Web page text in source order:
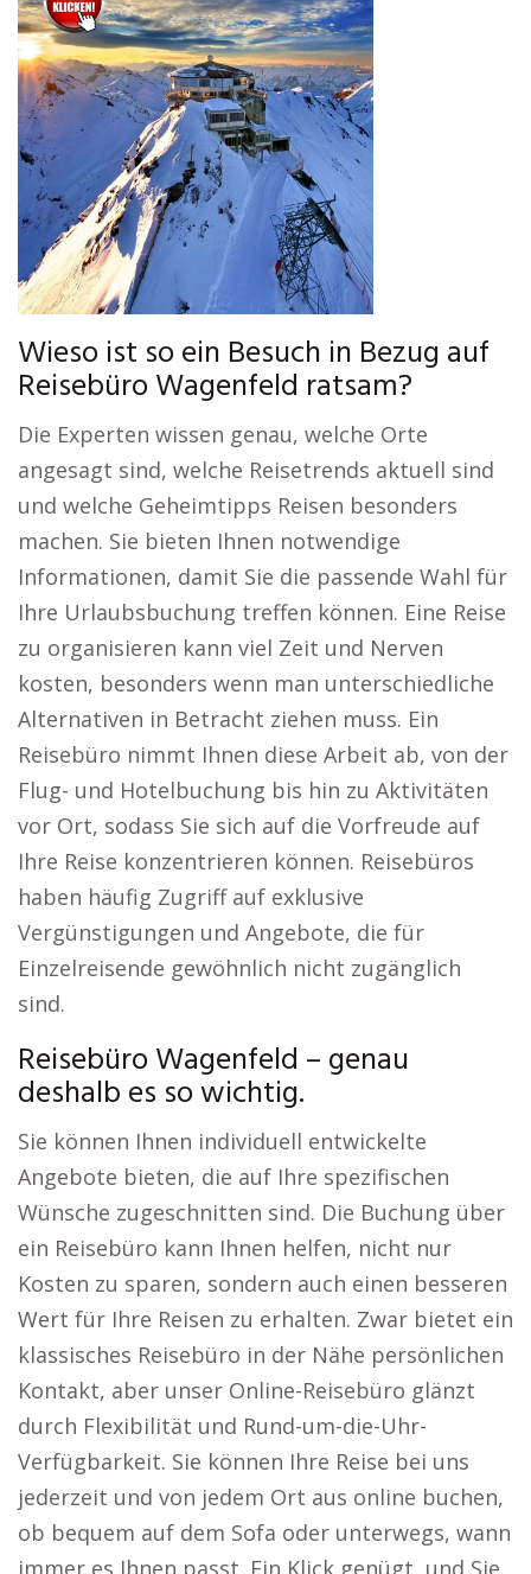
Wieso ist so ein Besuch in Bezug auf
Reisebüro Wagenfeld ratsam?
Die Experten wissen genau, welche Orte
angesagt sind, welche Reisetrends aktuell sind
und welche Geheimtipps Reisen besonders
machen. Sie bieten Ihnen notwendige
Informationen, damit Sie die passende Wahl für
Ihre Urlaubsbuchung treffen können. Eine Reise
zu organisieren kann viel Zeit und Nerven
kosten, besonders wenn man unterschiedliche
Alternativen in Betracht ziehen muss. Ein
Reisebüro nimmt Ihnen diese Arbeit ab, von der
Flug- und Hotelbuchung bis hin zu Aktivitäten
vor Ort, sodass Sie sich auf die Vorfreude auf
Ihre Reise konzentrieren können. Reisebüros
haben häufig Zugriff auf exklusive
Vergünstigungen und Angebote, die für
Einzelreisende gewöhnlich nicht zugänglich
sind.
Reisebüro Wagenfeld – genau
deshalb es so wichtig.
Sie können Ihnen individuell entwickelte
Angebote bieten, die auf Ihre spezifischen
Wünsche zugeschnitten sind. Die Buchung über
ein Reisebüro kann Ihnen helfen, nicht nur
Kosten zu sparen, sondern auch einen besseren
Wert für Ihre Reisen zu erhalten. Zwar bietet ein
klassisches Reisebüro in der Nähe persönlichen
Kontakt, aber unser Online-Reisebüro glänzt
durch Flexibilität und Rund-um-die-Uhr-
Verfügbarkeit. Sie können Ihre Reise bei uns
jederzeit und von jedem Ort aus online buchen,
ob bequem auf dem Sofa oder unterwegs, wann
immer es Ihnen passt. Ein Klick genügt, und Sie